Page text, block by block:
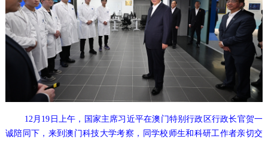
12月19日上午，国家主席习近平在澳门特别行政区行政长官贺一
诚陪同下，来到澳门科技大学考察，同学校师生和科研工作者亲切交